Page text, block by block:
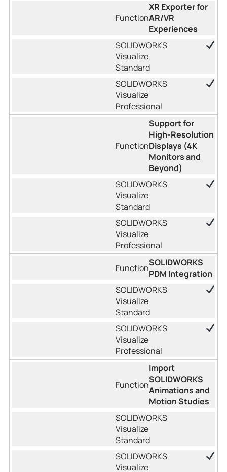
XR Exporter for
AR/VR
Experiences
Support for
High-Resolution
Displays (4K
Monitors and
Beyond)
SOLIDWORKS
PDM Integration
Import
SOLIDWORKS
Animations and
Motion Studies